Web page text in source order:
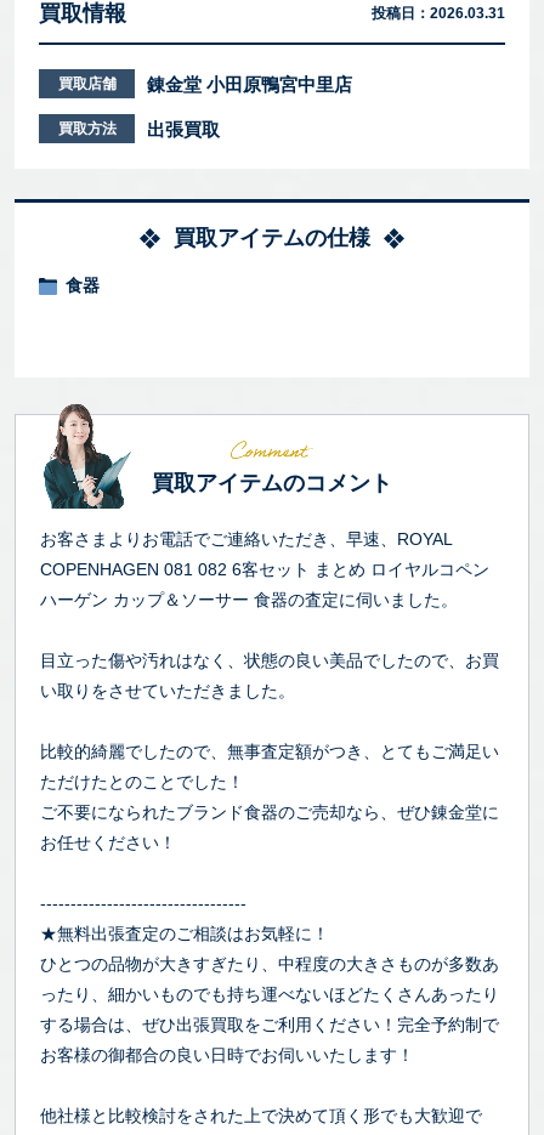
買取情報 投稿日： 2026.03.31
買取店舗 錬金堂 小田原鴨宮中里店
買取方法 出張買取
買取アイテムの仕様
食器
買取アイテムのコメント
お客さまよりお電話でご連絡いただき、早速、ROYAL
COPENHAGEN 081 082 6客セット まとめ ロイヤルコペン
ハーゲン カップ＆ソーサー 食器の査定に伺いました。
目立った傷や汚れはなく、状態の良い美品でしたので、お買
い取りをさせていただきました。
比較的綺麗でしたので、無事査定額がつき、とてもご満足い
ただけたとのことでした！
ご不要になられたブランド食器のご売却なら、ぜひ錬金堂に
お任せください！
----------------------------------
★無料出張査定のご相談はお気軽に！
ひとつの品物が大きすぎたり、中程度の大きさものが多数あ
ったり、細かいものでも持ち運べないほどたくさんあったり
する場合は、ぜひ出張買取をご利用ください！完全予約制で
お客様の御都合の良い日時でお伺いいたします！
他社様と比較検討をされた上で決めて頂く形でも大歓迎で